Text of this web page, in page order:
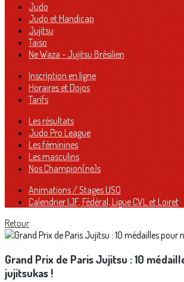
Judo
Judo et Handicap
Jujitsu
Taïso
Ne Waza - Jujitsu Brésilien
Inscription en ligne
Horaires et Dojos
Tarifs
Les résultats
Judo Pro League
Les féminines
Les masculins
Nos Champion(ne)s
Animations / Stages USO
Calendrier IJF, Fédéral, Ligue CVL et Loiret
Retour
Grand Prix de Paris Jujitsu : 10
jujitsukas !